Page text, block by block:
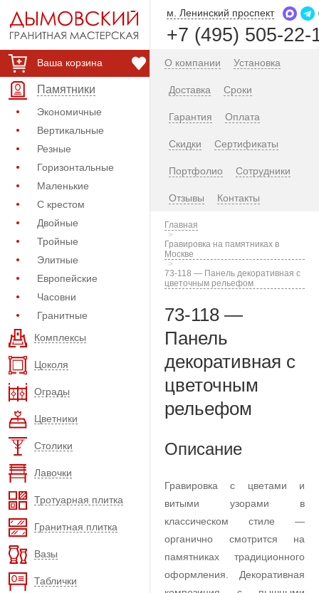
Ваша корзина
Памятники
Экономичные
Вертикальные
Резные
Горизонтальные
Маленькие
С крестом
Двойные
Тройные
Элитные
Европейские
Часовни
Гранитные
Комплексы
Цоколя
Ограды
Цветники
Столики
Лавочки
Тротуарная плитка
Гранитная плитка
Вазы
Таблички
м. Ленинский проспект
+7 (495) 505-22-
О компании Установка
Доставка Сроки
Гарантия Оплата
Скидки Сертификаты
Портфолио Сотрудники
Отзывы Контакты
Главная
Гравировка на памятниках в
Москве
73-118 — Панель декоративная с
цветочным рельефом
73-118 —
Панель
декоративная с
цветочным
рельефом
Описание
Гравировка с цветами и
витыми узорами в
классическом стиле —
органично смотрится на
памятниках традиционного
оформления. Декоративная